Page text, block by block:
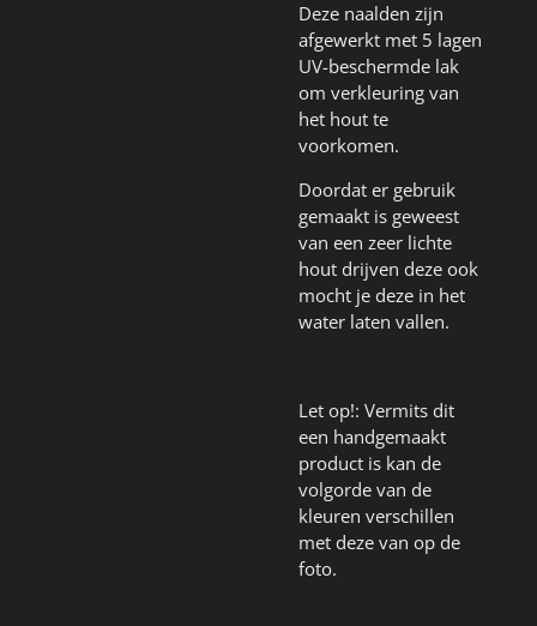
Deze naalden zijn
afgewerkt met 5 lagen
UV-beschermde lak
om verkleuring van
het hout te
voorkomen.
Doordat er gebruik
gemaakt is geweest
van een zeer lichte
hout drijven deze ook
mocht je deze in het
water laten vallen.
Let op!: Vermits dit
een handgemaakt
product is kan de
volgorde van de
kleuren verschillen
met deze van op de
foto.